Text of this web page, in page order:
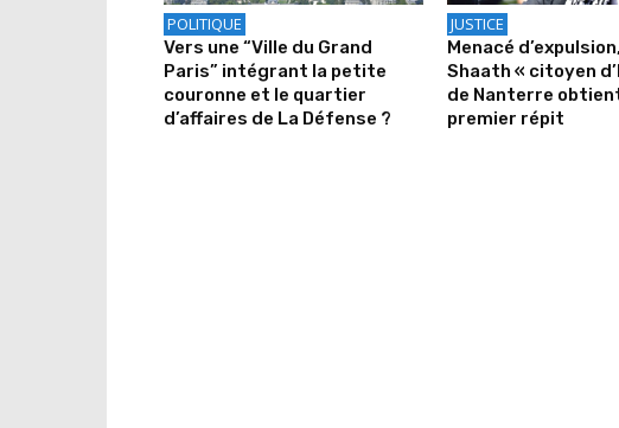
POLITIQUE
Vers une “Ville du Grand
Paris” intégrant la petite
couronne et le quartier
d’affaires de La Défense ?
JUSTICE
Menacé
Shaath « citoyen
de Nanterre
premier répit